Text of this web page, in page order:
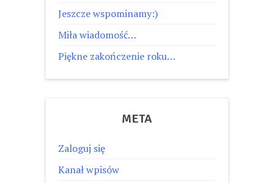
Jeszcze wspominamy:)
Miła wiadomość…
Piękne zakończenie roku…
META
Zaloguj się
Kanał wpisów